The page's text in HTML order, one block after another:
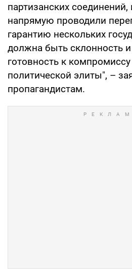
партизанских соединений,
напрямую проводили
гарантию нескольких
должна быть склонность
готовность к
политической элиты", –
пропагандистам.